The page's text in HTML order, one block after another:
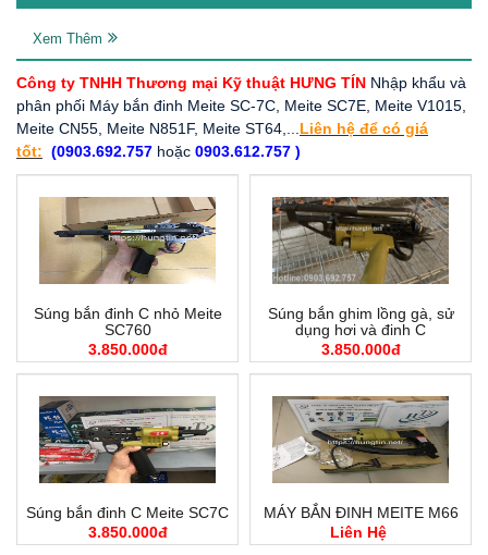
Xem Thêm
Công ty TNHH Thương mại Kỹ thuật HƯNG TÍN Nhập khẩu và
phân phối Máy bắn đinh Meite SC-7C, Meite SC7E, Meite V1015,
Meite CN55, Meite N851F, Meite ST64,... Liên hệ để có giá
tốt: (0903.692.757 hoặc 0903.612.757 )
Súng bắn đinh C nhỏ Meite
SC760
3.850.000đ
Súng bắn ghim lồng gà, sử
dụng hơi và đinh C
3.850.000đ
Súng bắn đinh C Meite SC7C
3.850.000đ
MÁY BẮN ĐINH MEITE M66
Liên Hệ